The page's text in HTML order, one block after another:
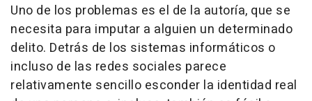
Uno de los problemas es el de la autoría, que se
necesita para imputar a alguien un determinado
delito. Detrás de los sistemas informáticos o
incluso de las redes sociales parece
relativamente sencillo esconder la identidad real